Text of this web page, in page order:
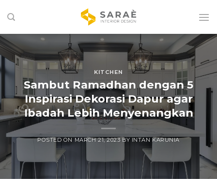
to
KITCHEN
Sambut Ramadhan dengan 5
Inspirasi Dekorasi Dapur agar
Ibadah Lebih Menyenangkan
POSTED ON MARCH 21, 2023BY INTAN KARUNIA